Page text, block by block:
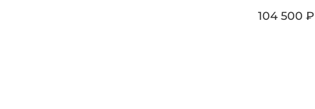
104 500 ₽